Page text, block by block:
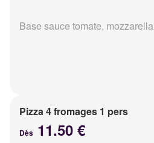
Base sauce tomate,
Pizza 4 fromages 1 pers
Dès 11.50 €